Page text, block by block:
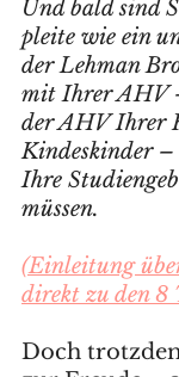
Und bald sind
pleite wie ein
der Lehman
mit Ihrer AHV
der AHV Ihrer
Kindeskinder
Ihre
müssen.
(Einleitung
direkt zu den 8
Doch